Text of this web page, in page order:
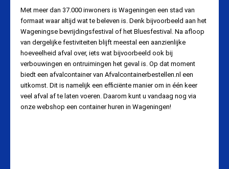
Met meer dan 37.000 inwoners is Wageningen een stad van
formaat waar altijd wat te beleven is. Denk bijvoorbeeld aan het
Wageningse bevrijdingsfestival of het Bluesfestival. Na afloop
van dergelijke festiviteiten blijft meestal een aanzienlijke
hoeveelheid afval over, iets wat bijvoorbeeld ook bij
verbouwingen en ontruimingen het geval is. Op dat moment
biedt een afvalcontainer van Afvalcontainerbestellen.nl een
uitkomst. Dit is namelijk een efficiënte manier om in één keer
veel afval af te laten voeren. Daarom kunt u vandaag nog via
onze webshop een container huren in Wageningen!